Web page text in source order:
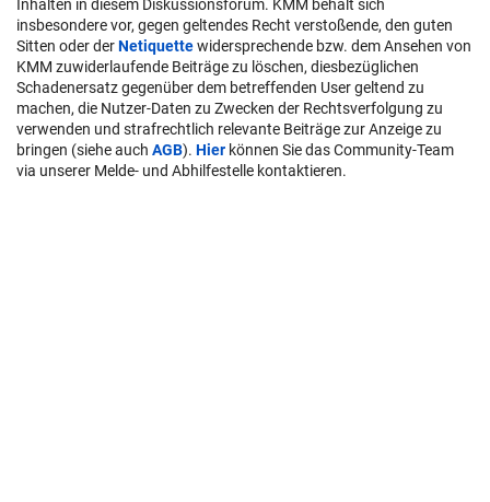
Inhalten in diesem Diskussionsforum. KMM behält sich
insbesondere vor, gegen geltendes Recht verstoßende, den guten
Sitten oder derNetiquettewidersprechende bzw. dem Ansehen von
KMM zuwiderlaufende Beiträge zu löschen, diesbezüglichen
Schadenersatz gegenüber dem betreffenden User geltend zu
machen, die Nutzer-Daten zu Zwecken der Rechtsverfolgung zu
verwenden und strafrechtlich relevante Beiträge zur Anzeige zu
bringen (siehe auch AGB). Hier können Sie das Community-Team
via unserer Melde- und Abhilfestelle kontaktieren.